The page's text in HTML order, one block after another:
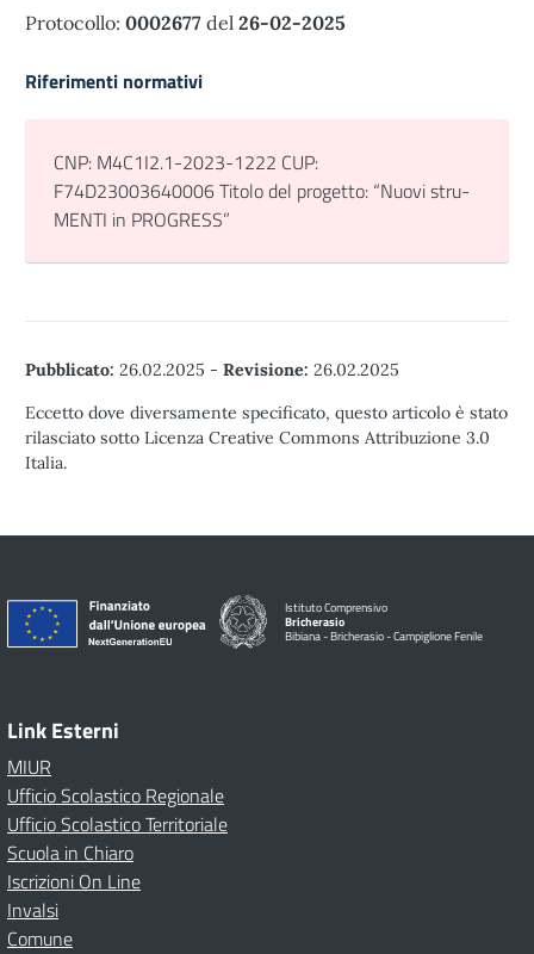
Protocollo: 0002677 del 26-02-2025
Riferimenti normativi
CNP: M4C1I2.1-2023-1222 CUP:
F74D23003640006 Titolo del progetto: “Nuovi stru-
MENTI in PROGRESS”
Pubblicato: 26.02.2025 - Revisione: 26.02.2025
Eccetto dove diversamente specificato, questo articolo è stato
rilasciato sotto Licenza Creative Commons Attribuzione 3.0
Italia.
Istituto Comprensivo
Bricherasio
Bibiana - Bricherasio - Campiglione Fenile
Link Esterni
MIUR
Ufficio Scolastico Regionale
Ufficio Scolastico Territoriale
Scuola in Chiaro
Iscrizioni On Line
Invalsi
Comune